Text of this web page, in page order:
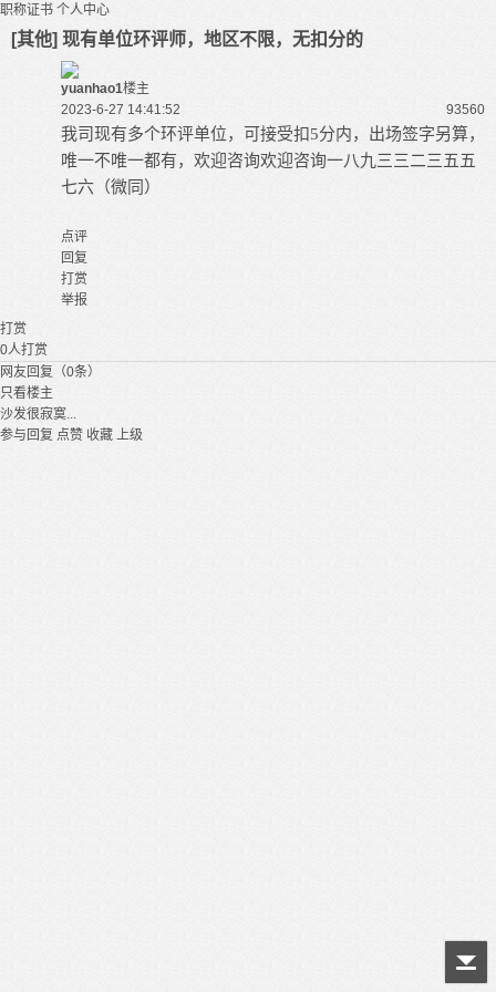
职称证书 个人中心
[其他] 现有单位环评师，地区不限，无扣分的
yuanhao1楼主
2023-6-27 14:41:52
93560
我司现有多个环评单位，可接受扣5分内，出场签字另算，
唯一不唯一都有，欢迎咨询欢迎咨询一八九三三二三五五
七六（微同）
点评
回复
打赏
举报
打赏
0人打赏
网友回复（0条）
只看楼主
沙发很寂寞...
参与回复 点赞 收藏 上级